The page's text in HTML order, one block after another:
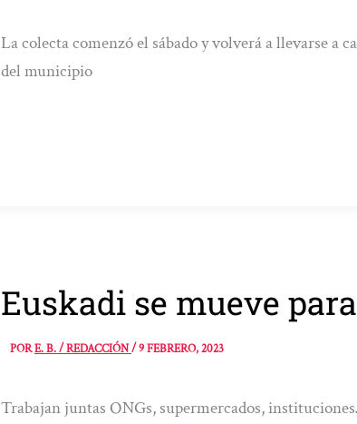
La colecta comenzó el sábado y volverá a llevarse a
del municipio
Euskadi se mueve
PORE. B. / REDACCIÓN/9 FEBRERO, 2023
Trabajan juntas ONGs, supermercados,